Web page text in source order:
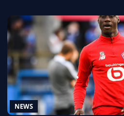
NEWS